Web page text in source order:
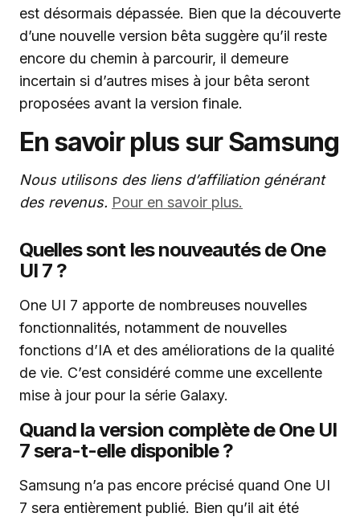
est désormais dépassée. Bien que la découverte
d’une nouvelle version bêta suggère qu’il reste
encore du chemin à parcourir, il demeure
incertain si d’autres mises à jour bêta seront
proposées avant la version finale.
En savoir plus sur Samsung
Nous utilisons des liens d’affiliation générant
des revenus. Pour en savoir plus.
Quelles sont les nouveautés de One
UI 7 ?
One UI 7 apporte de nombreuses nouvelles
fonctionnalités, notamment de nouvelles
fonctions d’IA et des améliorations de la qualité
de vie. C’est considéré comme une excellente
mise à jour pour la série Galaxy.
Quand la version complète de One UI
7 sera-t-elle disponible ?
Samsung n’a pas encore précisé quand One UI
7 sera entièrement publié. Bien qu’il ait été